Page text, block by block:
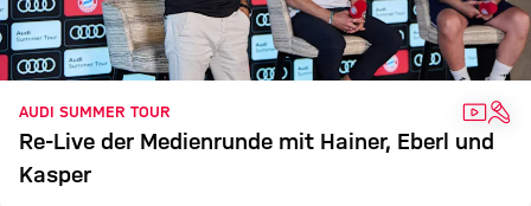
AUDI SUMMER TOUR VIDEO
Re-Live der Medienrunde mit Hainer, Eberl und
Kasper